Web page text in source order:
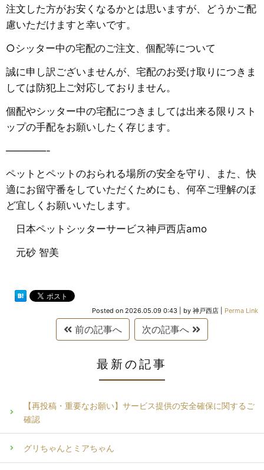
注文した方がお安くなるかとは思いますが、どうかご配
慮いただけますと幸いです。
○シッター中の宅配のご注文、個配等について
誠に申し訳ございませんが、宅配のお受け取りにつきま
しては防犯上ご対応しておりません。
個配やシッター中の宅配につきましては出来る限りスト
ップの手配をお願いしたく存じます。
————-
ペットとペットのおられる場所の安全を守り、また、快
適にお留守番をしていただくためにも、何卒ご理解のほ
ど宜しくお願いいたします。
日本ペットシッターサービス神戸西店amo
元砂 智美
Posted on 2026.05.09 0:43 by 神戸西店 Perma Link
前の記事へ 次の記事へ
最新の記事
【再投稿・重要なお願い】サービス提供の安全確保に関するご
確認
グリちゃんとミアちゃん